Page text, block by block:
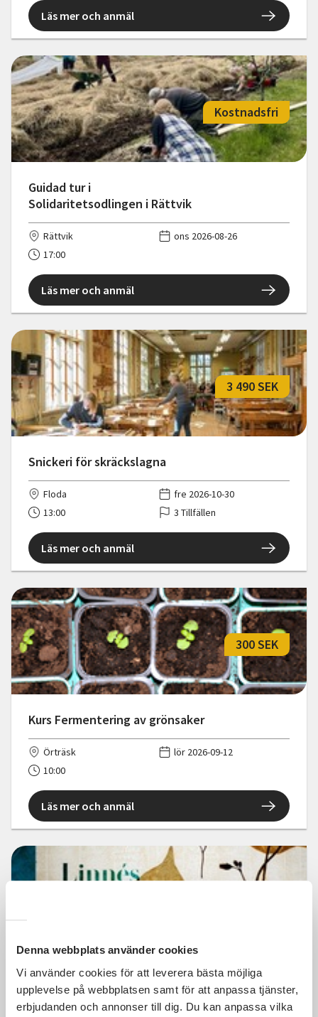
Denna webbplats använder cookies
Vi använder cookies för att leverera bästa möjliga
upplevelse på webbplatsen samt för att anpassa tjänster,
erbjudanden och annonser till dig. Du kan anpassa vilka
Läs mer och anmäl
Guidad tur i
Solidaritetsodlingen i Rättvik
Kostnadsfri
Rättvik
ons 2026-08-26
17:00
Läs mer och anmäl
Snickeri för skräckslagna
3 490 SEK
Floda
fre 2026-10-30
13:00
3 Tillfällen
Läs mer och anmäl
Kurs Fermentering av grönsaker
300 SEK
Örträsk
lör 2026-09-12
10:00
Läs mer och anmäl
Söderköpings bokhylla - Lena
Granefelt